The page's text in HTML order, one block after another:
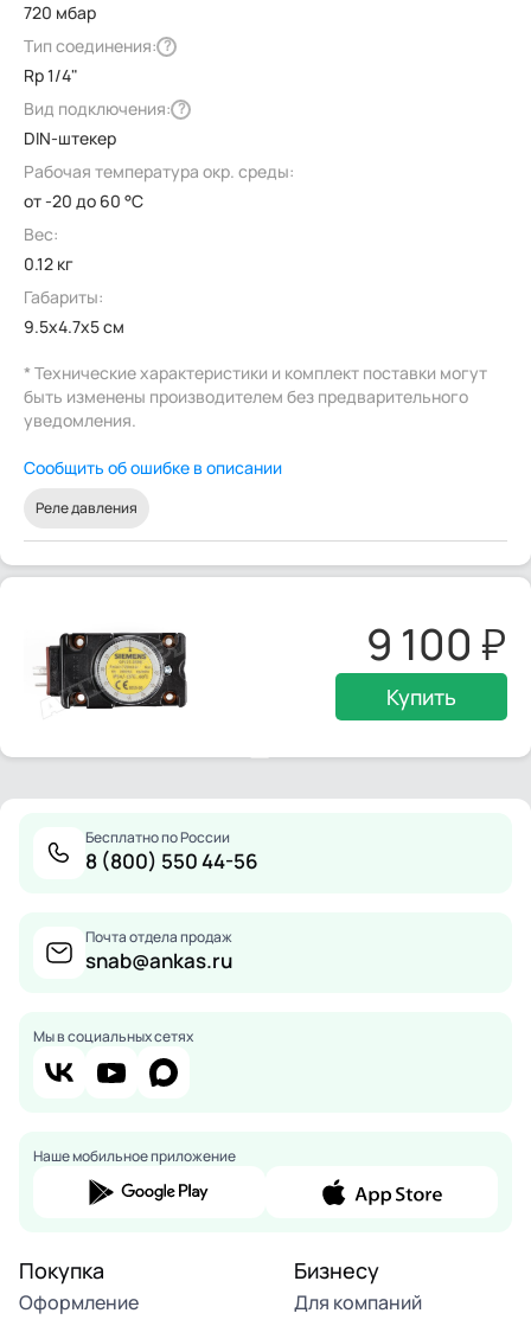
720 мбар
Тип соединения: ?
Rp 1/4"
Вид подключения: ?
DIN-штекер
Рабочая температура окр. среды:
от -20 до 60 °C
Вес:
0.12 кг
Габариты:
9.5x4.7x5 см
* Технические характеристики и комплект поставки могут
быть изменены производителем без предварительного
уведомления.
Сообщить об ошибке в описании
Реле давления
9 100
Купить
Бесплатно по России
8 (800) 550 44-56
Почта отдела продаж
snab@ankas.ru
Мы в социальных сетях
Наше мобильное приложение
Покупка
Оформление
Бизнесу
Для компаний